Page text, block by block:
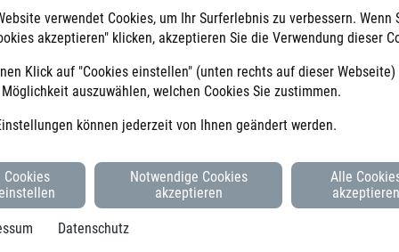
Minenstärke 5,3
Schaftform
12 Stück,
€ pro Etui
zzgl.
19,00% MwSt.
Faber-Castell
Bestell-Nr.
AWF111100
111100
Sechskant, Schaftfarbe schwarz
0,24 € pro Stück
Faber-
Bestell-Nr.
Hersteller-Nr.
Bleistift
Sechskant,
verwendet Cookies, um Ihr Surferlebnis zu verbessern. Wenn
akzeptieren" klicken, akzeptieren Sie die Verwendung dieser
Klick auf "Cookies einstellen" (unten rechts auf dieser Webseite)
auszuwählen, welchen Cookies Sie zustimmen.
können jederzeit von Ihnen geändert werden.
Cookies
Notwendige Cookies
akzeptieren
Alle
akzeptieren
Datenschutz